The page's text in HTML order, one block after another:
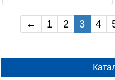
← 1 2 3 4